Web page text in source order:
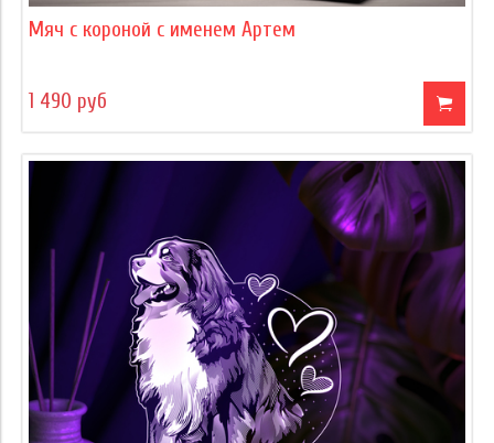
Мяч с короной с именем Артем
1 490 руб